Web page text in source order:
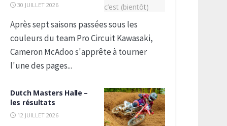
30 JUILLET 2026
Après sept saisons passées sous les
couleurs du team Pro Circuit Kawasaki,
Cameron McAdoo s'apprête à tourner
l'une des pages...
Dutch Masters Halle –
les résultats
12 JUILLET 2026